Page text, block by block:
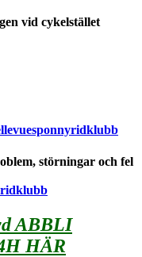
vid cykelstället
BLI
HÄR